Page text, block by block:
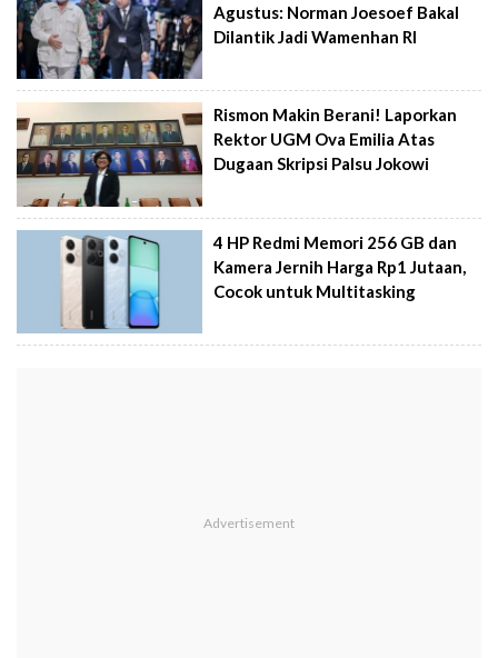
Agustus: Norman Joesoef Bakal
Dilantik Jadi Wamenhan RI
Rismon Makin Berani! Laporkan
Rektor UGM Ova Emilia Atas
Dugaan Skripsi Palsu Jokowi
4 HP Redmi Memori 256 GB dan
Kamera Jernih Harga Rp1 Jutaan,
Cocok untuk Multitasking